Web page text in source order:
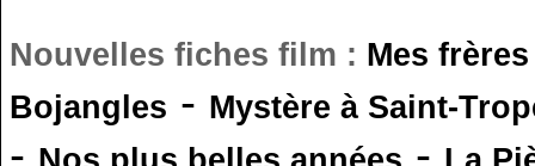
Nouvelles fiches film : Mes
Bojangles - Mystère à Saint-
- -